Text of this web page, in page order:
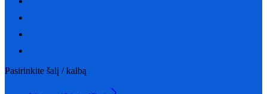
Pasirinkite šalį / kalbą